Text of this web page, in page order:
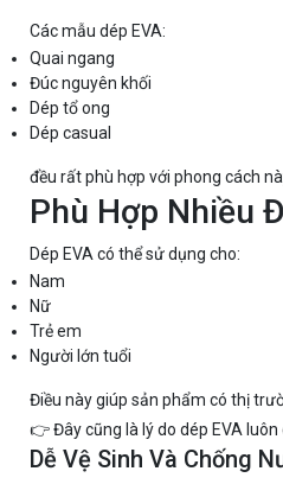
Các mẫu dép EVA:
Quai ngang
Đúc nguyên khối
Dép tổ ong
Dép casual
đều rất phù hợp với phong cách
Phù Hợp Nhiều
Dép EVA có thể sử dụng cho:
Nam
Nữ
Trẻ em
Người lớn tuổi
Điều này giúp sản phẩm có thị
👉 Đây cũng là lý do dép EVA
Dễ Vệ Sinh Và Chống